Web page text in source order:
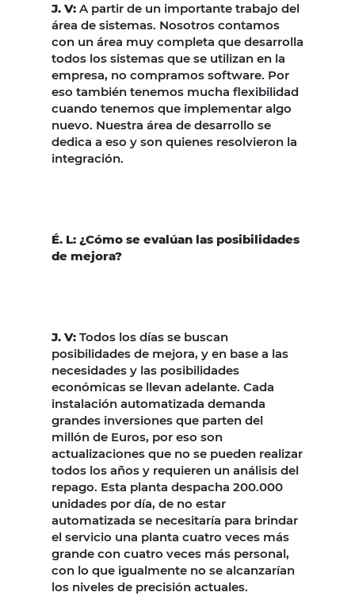
J. V: A partir de un importante trabajo del
área de sistemas. Nosotros contamos
con un área muy completa que desarrolla
todos los sistemas que se utilizan en la
empresa, no compramos software. Por
eso también tenemos mucha flexibilidad
cuando tenemos que implementar algo
nuevo. Nuestra área de desarrollo se
dedica a eso y son quienes resolvieron la
integración.
É. L: ¿Cómo se evalúan las posibilidades
de mejora?
J. V: Todos los días se buscan
posibilidades de mejora, y en base a las
necesidades y las posibilidades
económicas se llevan adelante. Cada
instalación automatizada demanda
grandes inversiones que parten del
millón de Euros, por eso son
actualizaciones que no se pueden realizar
todos los años y requieren un análisis del
repago. Esta planta despacha 200.000
unidades por día, de no estar
automatizada se necesitaría para brindar
el servicio una planta cuatro veces más
grande con cuatro veces más personal,
con lo que igualmente no se alcanzarían
los niveles de precisión actuales.